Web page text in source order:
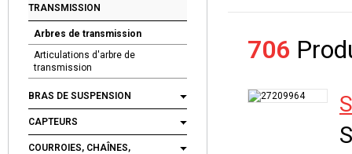
TRANSMISSION
Arbres de transmission
Articulations d'arbre de
transmission
BRAS DE SUSPENSION
CAPTEURS
COURROIES, CHAÎNES,
706